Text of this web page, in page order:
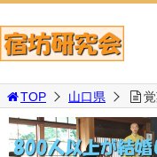
TOP 山口県